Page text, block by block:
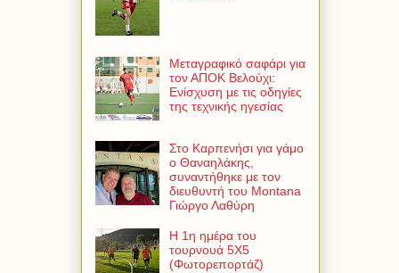
Μεταγραφικό σαφάρι για
τον ΑΠΟΚ Βελούχι:
Ενίσχυση με τις οδηγίες
της τεχνικής ηγεσίας
Στο Καρπενήσι για γάμο
ο Θαναηλάκης,
συναντήθηκε με τον
διευθυντή του Montana
Γιώργο Λαθύρη
Η 1η ημέρα του
τουρνουά 5Χ5
(Φωτορεπορτάζ)